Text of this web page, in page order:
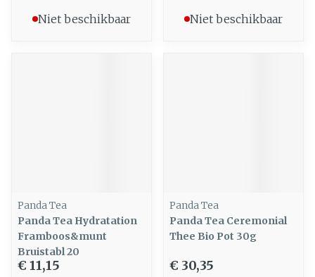
Niet beschikbaar Niet beschikbaar
Panda Tea
Panda Tea Hydratation
Framboos&munt
Bruistabl 20
€ 11,15
Panda Tea
Panda Tea Ceremonial
Thee Bio Pot 30g
€ 30,35